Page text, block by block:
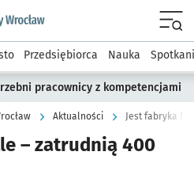
podserwis: Strategia
Przedsiębiorca Nauka
pracownicy z kompetencjami
Aktualności Jest fabryka
– zatrudnią 400